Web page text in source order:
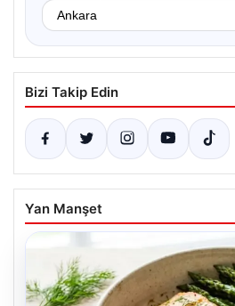
Bizi Takip Edin
Yan Manşet